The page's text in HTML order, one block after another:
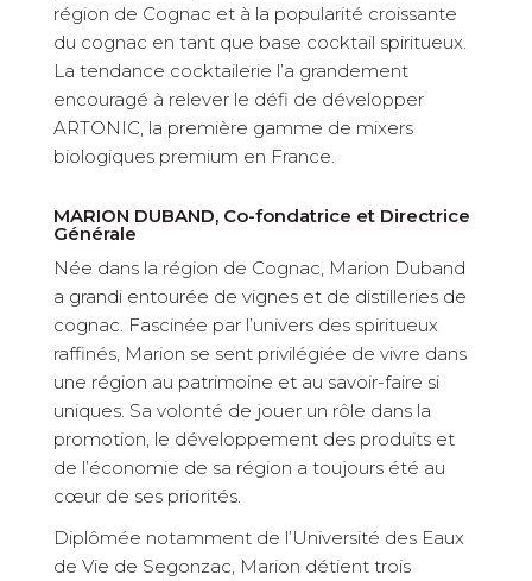
région de Cognac et à la popularité croissante
du cognac en tant que base cocktail spiritueux.
La tendance cocktailerie l’a grandement
encouragé à relever le défi de développer
ARTONIC, la première gamme de mixers
biologiques premium en France.
MARION DUBAND, Co-fondatrice et Directrice
Générale
Née dans la région de Cognac, Marion Duband
a grandi entourée de vignes et de distilleries de
cognac. Fascinée par l’univers des spiritueux
raffinés, Marion se sent privilégiée de vivre dans
une région au patrimoine et au savoir-faire si
uniques. Sa volonté de jouer un rôle dans la
promotion, le développement des produits et
de l’économie de sa région a toujours été au
cœur de ses priorités.
Diplômée notamment de l’Université des Eaux
de Vie de Segonzac, Marion détient trois